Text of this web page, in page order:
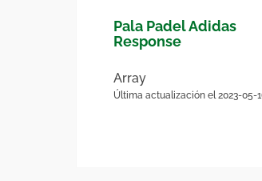
Pala Padel Adidas
Response
Array
Última actualización el 2023-